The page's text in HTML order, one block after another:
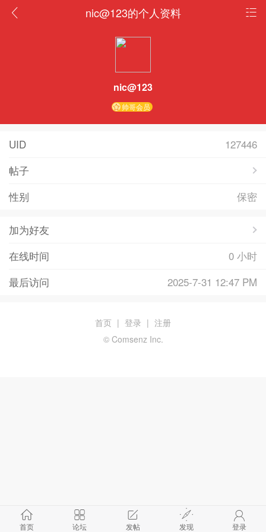
nic@123的个人资料
nic@123
帅哥会员
UID
127446
帖子
性别
保密
加为好友
在线时间
0 小时
最后访问
2025-7-31 12:47 PM
首页 论坛 发帖 发现 登录
首页 | 登录 | 注册
© Comsenz Inc.